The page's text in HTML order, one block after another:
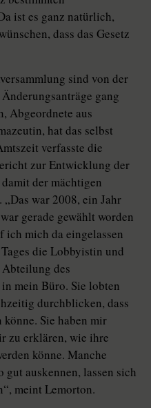
ist es ganz natürlich,
dass das Gesetz
sind von der
gang
Abgeordnete aus
hat das selbst
verfasste die
zur Entwicklung der
der mächtigen
war 2008, ein Jahr
gerade gewählt worden
ich mich da eingelassen
die Lobbyistin und
des
mein Büro. Sie lobten
durchblicken, dass
könne. Sie haben mir
zu erklären, wie ihre
könne. Manche
auskennen, lassen sich
meint Lemorton.